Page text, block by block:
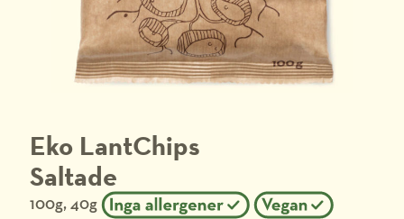
Eko LantChips
Saltade
100g, 40g